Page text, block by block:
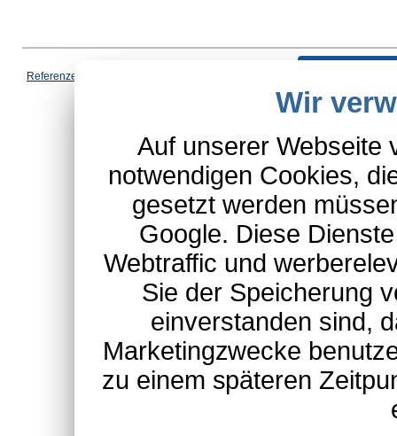
Referenzen
*Schulte-Hauptkatalog,
Wir
Auf unserer Webseite
notwendigen Cookies,
gesetzt werden
Google. Diese
Webtraffic und
Sie der Speicherung
einverstanden sind,
Marketingzwecke
zu einem späteren